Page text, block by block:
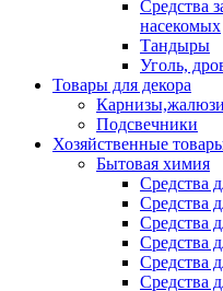
Средства
насекомых
Тандыры
Уголь,
Товары для декора
Подсвечники
Хозяйственные
Бытовая химия
Средства
Средства
Средства
Средства
Средства
Средства